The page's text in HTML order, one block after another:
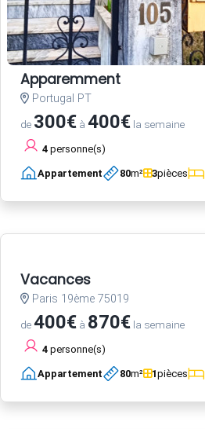
Apparemment
Portugal PT
de 300€ à 400€ la semaine
4 personne(s)
Appartement 80m² 3pièces
Vacances
Paris 19ème 75019
de400€ à 870€ la semaine
4 personne(s)
Appartement 80m² 1pièces